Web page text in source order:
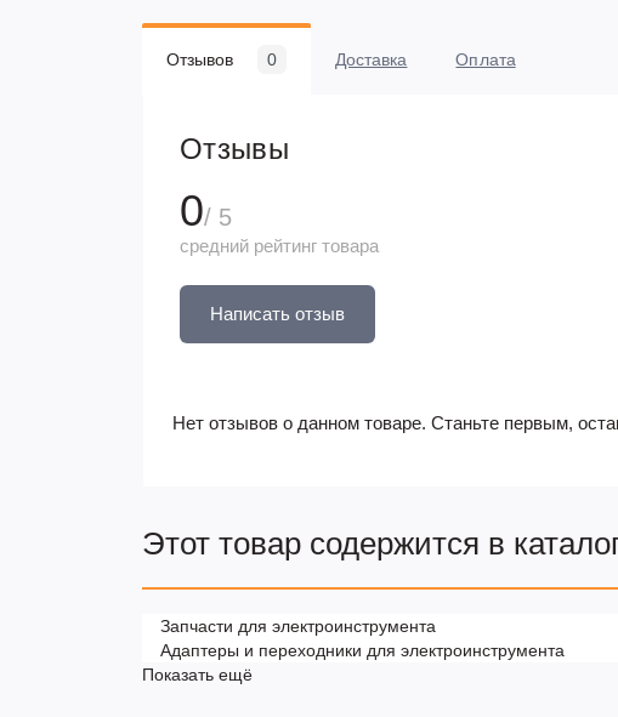
Отзывов 0 Доставка Оплата
Отзывы
0/ 5
средний рейтинг товара
Написать отзыв
Нет отзывов о данном товаре. Станьте первым,
Этот товар содержится в
Запчасти для электроинструмента
Адаптеры и переходники для электроинструмента
Показать ещё